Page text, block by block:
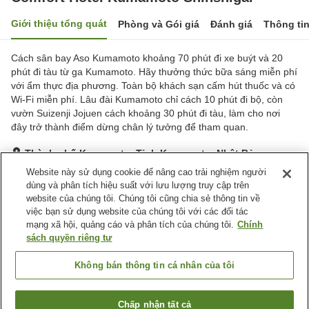
Giới thiệu tổng quát Phòng và Gói giá Đánh giá Thông
Cách sân bay Aso Kumamoto khoảng 70 phút đi xe buýt và 20
phút đi tàu từ ga Kumamoto. Hãy thưởng thức bữa sáng miễn phí
với ẩm thực địa phương. Toàn bộ khách sạn cấm hút thuốc và có
Wi-Fi miễn phí. Lâu đài Kumamoto chỉ cách 10 phút đi bộ, còn
vườn Suizenji Jojuen cách khoảng 30 phút đi tàu, làm cho nơi
đây trở thành điểm dừng chân lý tưởng để tham quan.
Thành phố Kumamoto, Tỉnh Kumamoto, Nhật Bản
Hiển thị trên bản đồ
Rất tốt Đánh giá:889lượt
Tiện nghi chỗ nghỉ
Spa / Salon
Máy bán hàng tự động
Giặt ủi có phí
Giao Hàng Tận Nhà
Tỉnh Kumamoto
Website này sử dụng cookie để nâng cao trải nghiệm người
dùng và phân tích hiệu suất với lưu lượng truy cập trên
website của chúng tôi. Chúng tôi cũng chia sẻ thông tin về
việc bạn sử dụng website của chúng tôi với các đối tác
mạng xã hội, quảng cáo và phân tích của chúng tôi. Chính
sách quyền riêng tư
Không bán thông tin cá nhân của tôi
Chấp nhận tất cả